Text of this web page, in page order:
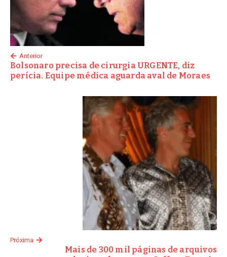
Anterior
Bolsonaro precisa de cirurgia URGENTE, diz
perícia. Equipe médica aguarda aval de Moraes
Próxima
Mais de 300 mil páginas de arquivos